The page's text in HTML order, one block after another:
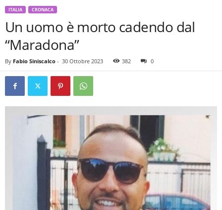
ITALIA CRONACA
Un uomo è morto cadendo dal
“Maradona”
By Fabio Siniscalco - 30 Ottobre 2023 382 0